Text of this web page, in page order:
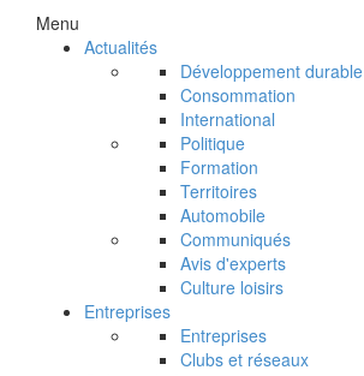
Menu
Actualités
Développement durable
Consommation
International
Politique
Formation
Territoires
Automobile
Communiqués
Avis d'experts
Culture loisirs
Entreprises
Entreprises
Clubs et réseaux